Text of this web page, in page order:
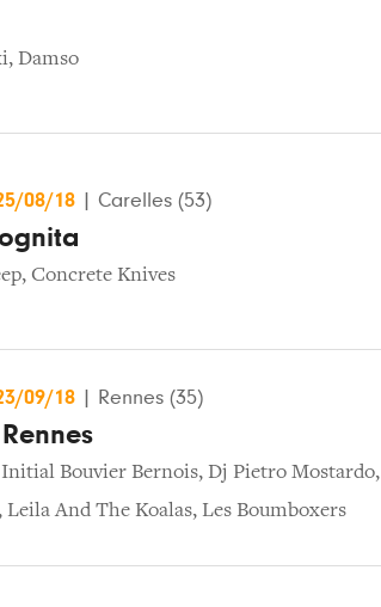
, Damso
08/18 Carelles (53)
, Concrete Knives
09/18 Rennes (35)
Initial Bouvier Bernois, Dj Pietro Mostardo,
, Leila And The Koalas, Les Boumboxers